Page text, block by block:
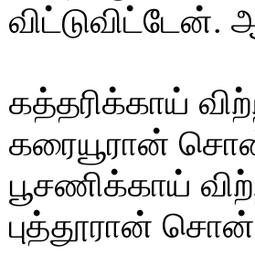
கத்தரிக்காய்
கரையூரான்
பூசணிக்காய்
புத்தூரான்